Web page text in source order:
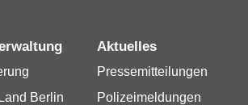
Berlin
Aktuelles
Pressemitteilungen
Polizeimeldungen